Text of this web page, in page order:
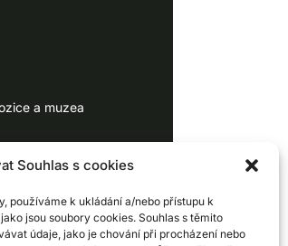
Souhlas s cookies
používáme k ukládání a/nebo přístupu k
jsou soubory cookies. Souhlas s těmito
údaje, jako je chování při procházení nebo
a muzea
legionářů